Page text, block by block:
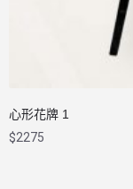
心形花牌 1
$2275